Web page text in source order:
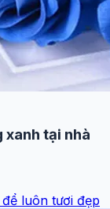
xanh tại nhà
luôn tươi đẹp